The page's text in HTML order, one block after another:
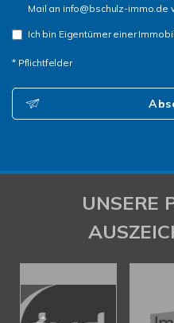
Mail an info@bschulz-immo.de
Ich bin Eigentümer einer
* Pflichtfelder
UNSERE